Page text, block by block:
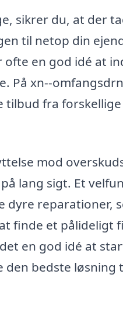
sikrer du, at der
til netop din
en god idé at
På xn--
fra
mod
lang sigt. Et
dyre reparationer,
finde et pålideligt
en god idé at
den bedste løsning